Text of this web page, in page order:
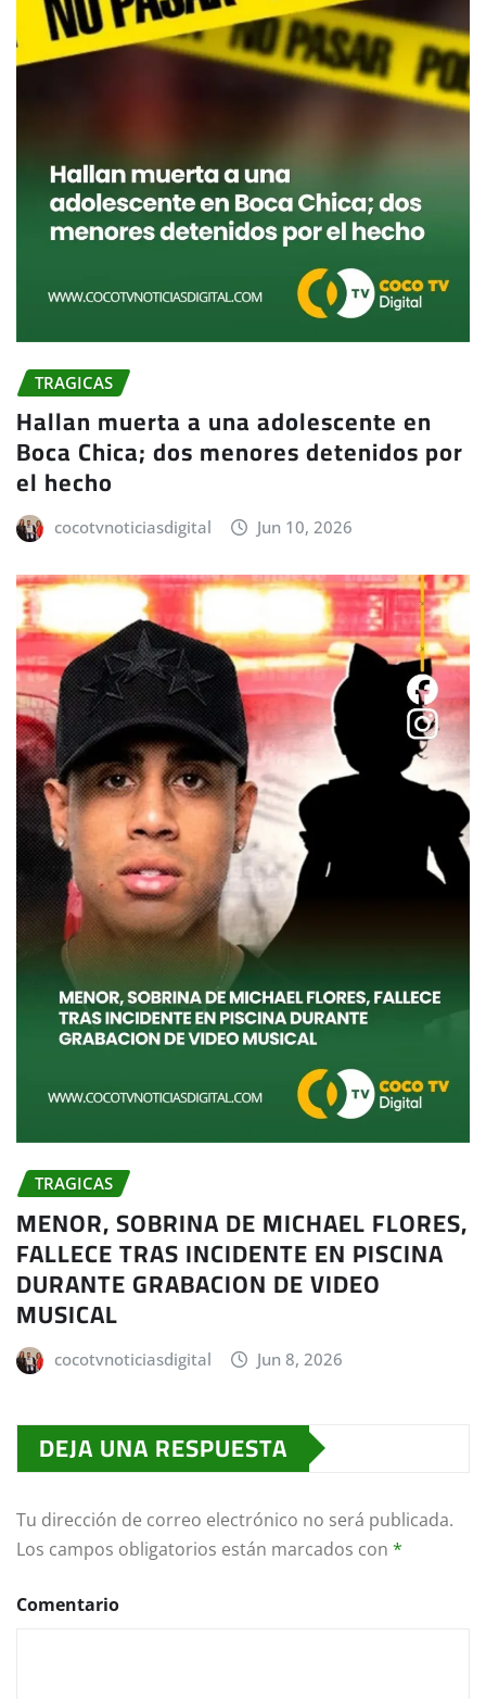
TRAGICAS
Hallan muerta a una adolescente en
Boca Chica; dos menores detenidos por
el hecho
cocotvnoticiasdigital Jun 10, 2026
TRAGICAS
MENOR, SOBRINA DE MICHAEL FLORES,
FALLECE TRAS INCIDENTE EN PISCINA
DURANTE GRABACION DE VIDEO
MUSICAL
cocotvnoticiasdigital Jun 8, 2026
DEJA UNA RESPUESTA
Tu dirección de correo electrónico no será publicada.
Los campos obligatorios están marcados con *
Comentario